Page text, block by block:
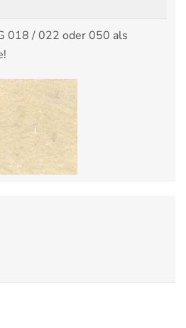
018 / 022 oder 050 als